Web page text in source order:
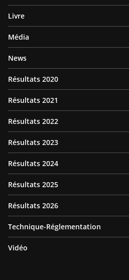
Livre
Média
News
Résultats 2020
Résultats 2021
Résultats 2022
Résultats 2023
Résultats 2024
Résultats 2025
Résultats 2026
Technique-Réglementation
Vidéo